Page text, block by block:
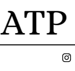
ATP